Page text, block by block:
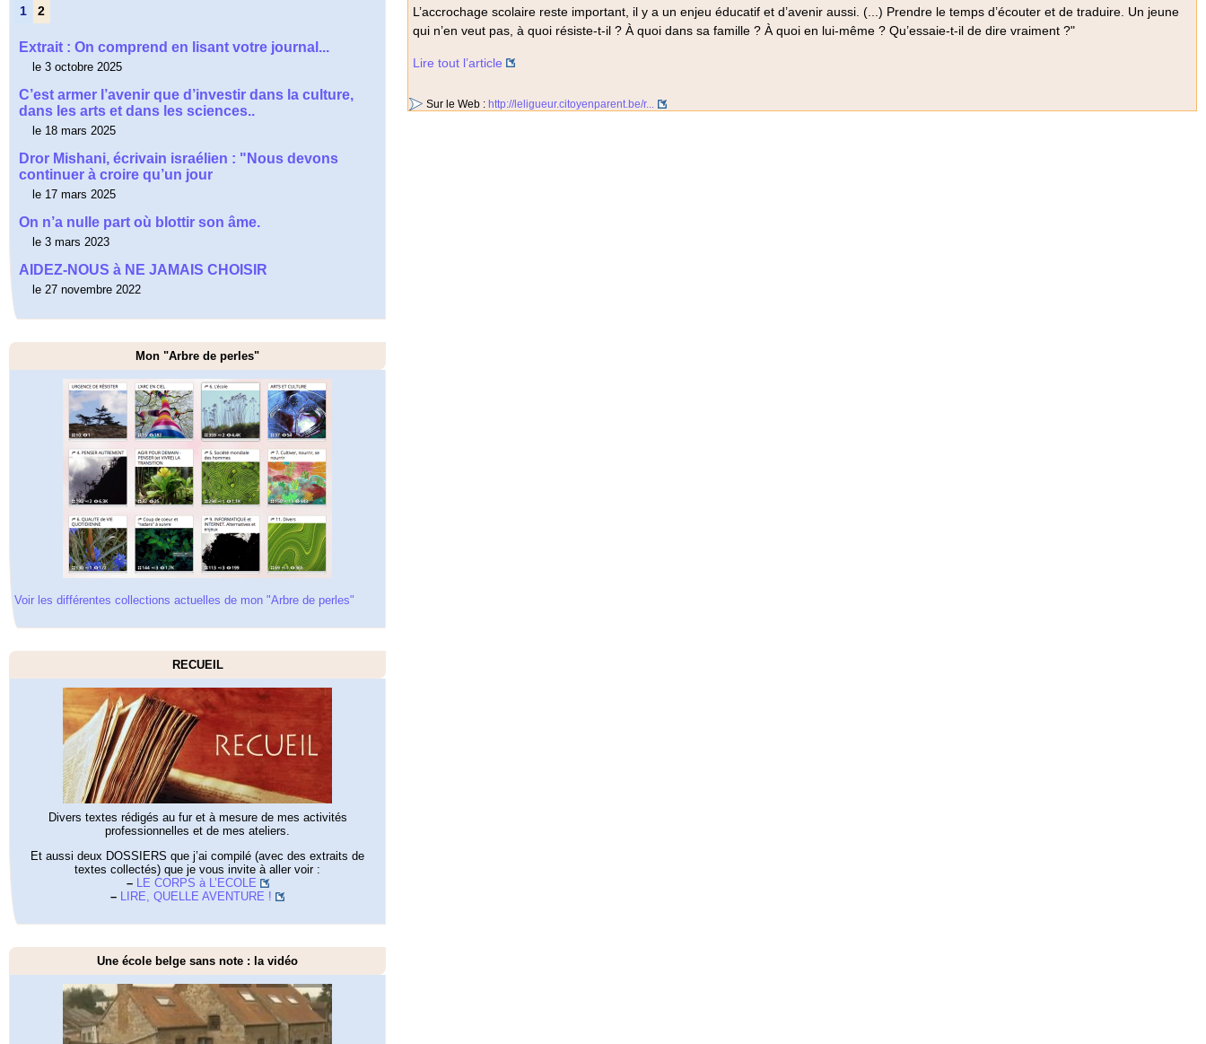
L’accrochage scolaire reste important, il y a un enjeu éducatif et d’avenir aussi. (...) Prendre le temps d’écouter et de traduire. Un jeune
qui n’en veut pas, à quoi résiste-t-il ? À quoi dans sa famille ? À quoi en lui-même ? Qu’essaie-t-il de dire vraiment ?"
Lire tout l’article
Sur le Web : http://leligueur.citoyenparent.be/r...
1 2
Extrait : On comprend en lisant votre journal...
le 3 octobre 2025
C’est armer l’avenir que d’investir dans la culture,
dans les arts et dans les sciences..
le 18 mars 2025
Dror Mishani, écrivain israélien : "Nous devons
continuer à croire qu’un jour
le 17 mars 2025
On n’a nulle part où blottir son âme.
le 3 mars 2023
AIDEZ-NOUS à NE JAMAIS CHOISIR
le 27 novembre 2022
Mon "Arbre de perles"
Voir les différentes collections actuelles de mon "Arbre de perles"
RECUEIL
Divers textes rédigés au fur et à mesure de mes activités
professionnelles et de mes ateliers.
Et aussi deux DOSSIERS que j’ai compilé (avec des extraits de
textes collectés) que je vous invite à aller voir :
–
LE CORPS à L’ECOLE
–
LIRE, QUELLE AVENTURE !
Une école belge sans note : la vidéo